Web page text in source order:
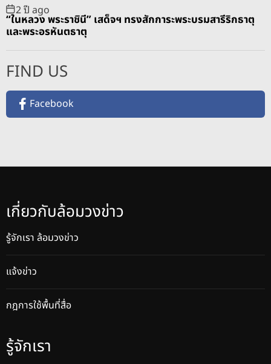
2 ปี ago
“ในหลวง พระราชินี” เสด็จฯ ทรงสักการะพระบรมสารีริกธาตุ
และพระอรหันตธาตุ
FIND US
Facebook
เกี่ยวกับล้อมวงข่าว
รู้จักเรา ล้อมวงข่าว
แจ้งข่าว
กฎการใช้พื้นที่สื่อ
รู้จักเรา